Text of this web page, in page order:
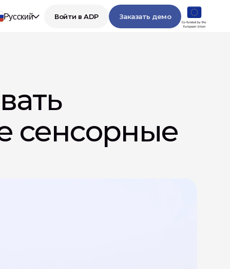
Русский Войти в ADP Заказать демо
сенсорные